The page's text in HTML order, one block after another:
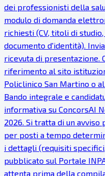
dei professionisti della
modulo di domanda
richiesti (CV, titoli di
documento d'identità).
ricevuta di presentazione.
riferimento al sito
Policlinico San Martino o
Bando integrale e
informativa su ConcorsAI
2026. Si tratta di un
per posti a tempo
i dettagli (requisiti
pubblicato sul Portale
attenta prima della